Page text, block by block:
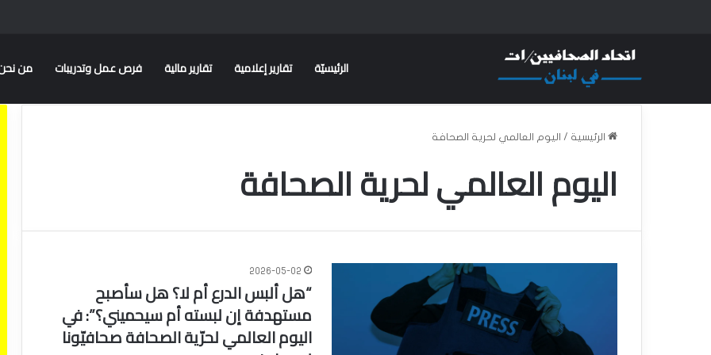
الرئيسيّة تقارير إعلامية تقارير مالية فرص عمل وتدريبات من
الرئيسية / اليوم العالمي لحرية الصحافة
اليوم العالمي لحرية الصحافة
2026-05-02
“هل ألبس الدرع أم لا؟ هل سأصبح
مستهدفة إن لبسته أم سيحميني؟”: في
اليوم العالمي لحرّية الصحافة صحافيّونا